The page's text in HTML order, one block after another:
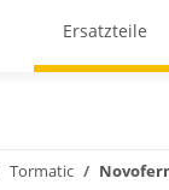
Ersatzteile
Tormatic